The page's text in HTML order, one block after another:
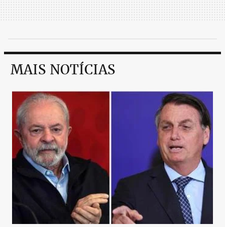
MAIS NOTÍCIAS